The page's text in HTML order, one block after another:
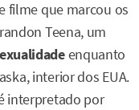
filme que marcou os
Teena, um
enquanto
interior dos EUA.
interpretado por